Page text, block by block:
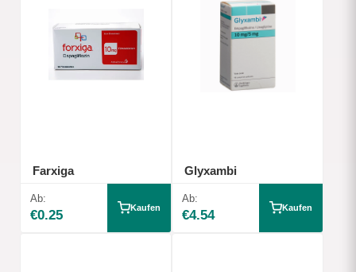
Farxiga
Ab:
€0.25 Kaufen
Glyxambi
Ab:
€4.54 Kaufen